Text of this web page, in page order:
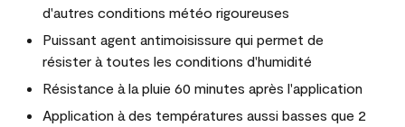
d'autres conditions météo rigoureuses
Puissant agent antimoisissure qui permet de
résister à toutes les conditions d'humidité
Résistance à la pluie 60 minutes après l'application
Application à des températures aussi basses que 2